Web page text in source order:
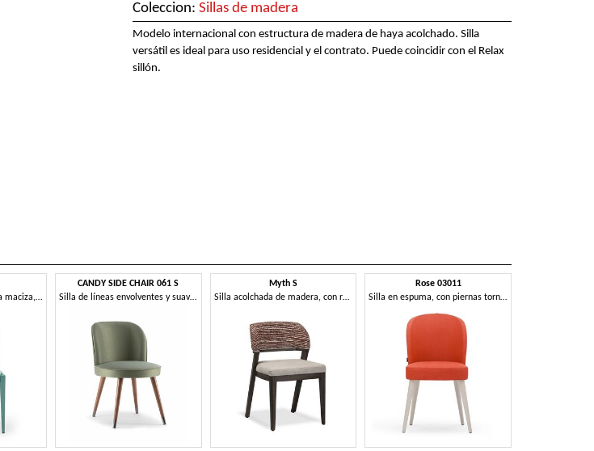
Coleccion: Sillas de madera
Modelo internacional con estructura de madera de haya acolchado. Silla
versátil es ideal para uso residencial y el contrato. Puede coincidir con el Relax
sillón.
Silla tapizada en madera maciza, con asiento con cinturón
CANDY SIDE CHAIR 061 S
Silla de líneas envolventes y suaves
Myth S
Silla acolchada de madera, con respaldo amplio y envolvente.
Rose 03011
Silla en espuma, con piernas torneadas y cinturón de seguridad